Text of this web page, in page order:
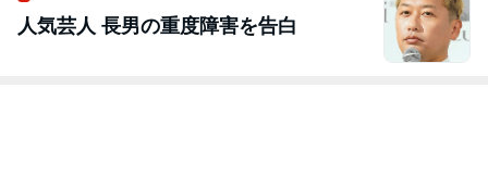
人気芸人 長男の重度障害を告白